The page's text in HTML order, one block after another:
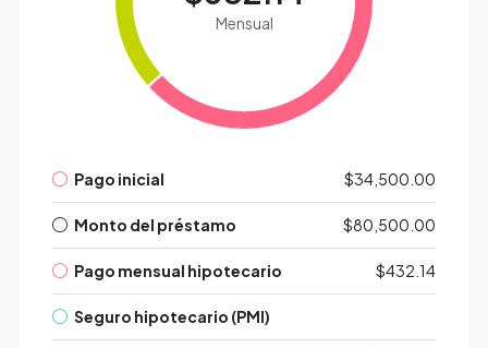
Mensual
Pago inicial $34,500.00
Monto del préstamo $80,500.00
Pago mensual hipotecario $432.14
Seguro hipotecario (PMI)